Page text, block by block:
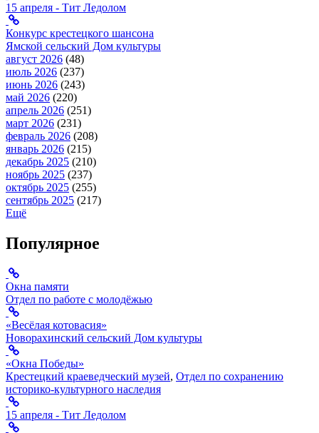
15 апреля - Тит Ледолом
Конкурс крестецкого шансона
Ямской сельский Дом культуры
август 2026 (48)
июль 2026 (237)
июнь 2026 (243)
май 2026 (220)
апрель 2026 (251)
март 2026 (231)
февраль 2026 (208)
январь 2026 (215)
декабрь 2025 (210)
ноябрь 2025 (237)
октябрь 2025 (255)
сентябрь 2025 (217)
Ещё
Популярное
Окна памяти
Отдел по работе с молодёжью
«Весёлая котовасия»
Новорахинский сельский Дом культуры
«Окна Победы»
Крестецкий краеведческий музей, Отдел по сохранению
историко-культурного наследия
15 апреля - Тит Ледолом